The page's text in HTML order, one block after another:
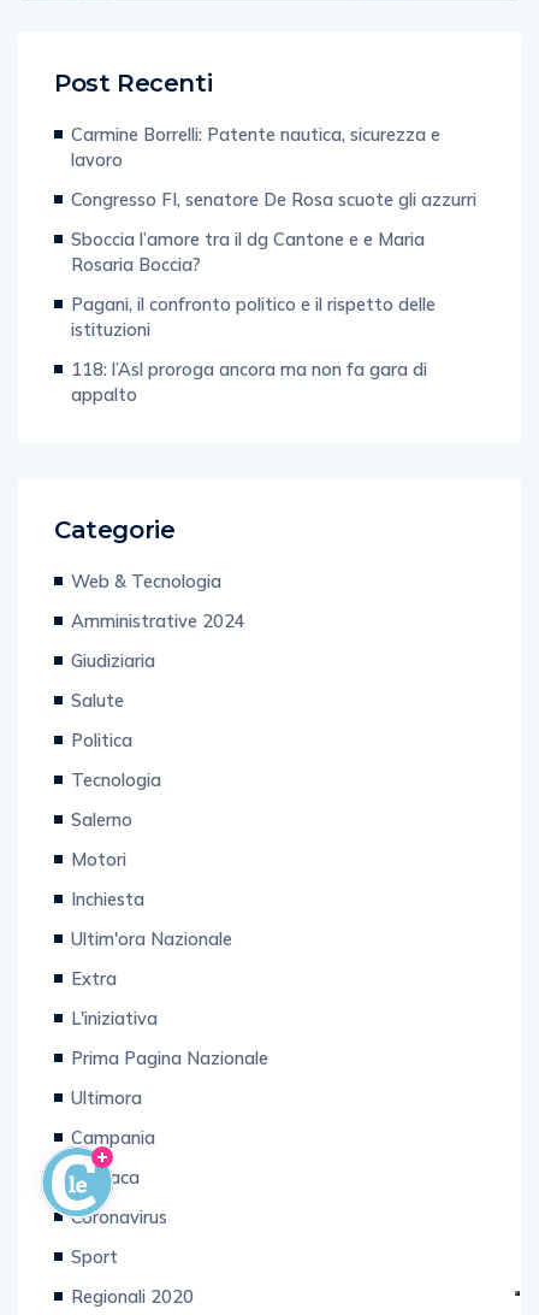
Post Recenti
Carmine Borrelli: Patente nautica, sicurezza e
lavoro
Congresso FI, senatore De Rosa scuote gli azzurri
Sboccia l’amore tra il dg Cantone e e Maria
Rosaria Boccia?
Pagani, il confronto politico e il rispetto delle
istituzioni
118: l’Asl proroga ancora ma non fa gara di
appalto
Categorie
Web & Tecnologia
Amministrative 2024
Giudiziaria
Salute
Politica
Tecnologia
Salerno
Motori
Inchiesta
Ultim'ora Nazionale
Extra
L'iniziativa
Prima Pagina Nazionale
Ultimora
Campania
Cronaca
Coronavirus
Sport
Regionali 2020